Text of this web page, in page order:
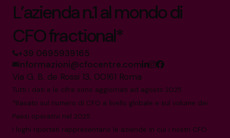
L’azienda n.1 al mondo di
CFO fractional*
+39 0695939165
informazioni@cfocentre.com
Via G. B. de Rossi 13, 00161 Roma
Tutti i dati e le cifre sono aggiornati ad agosto 2025
*Basato sul numero di CFO a livello globale e sul volume dei
Paesi operativi nel 2025.
I loghi riportati rappresentano le aziende in cui i nostri CFO